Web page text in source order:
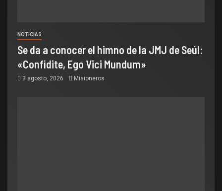
NOTICIAS
Se da a conocer el himno de la JMJ de Seúl:
«Confidite, Ego Vici Mundum»
3 agosto, 2026 Misioneros